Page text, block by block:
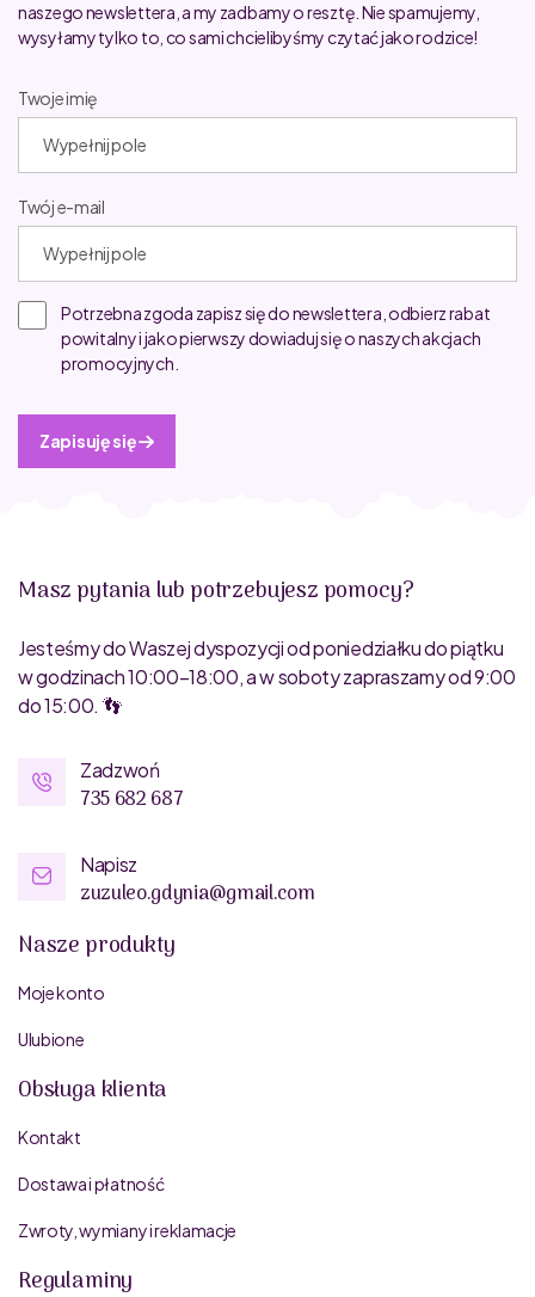
naszego newslettera, a my zadbamy o resztę. Nie spamujemy,
wysyłamy tylko to, co sami chcielibyśmy czytać jako rodzice!
Twoje imię
Twój e-mail
Potrzebna zgoda zapisz się do newslettera, odbierz rabat
powitalny i jako pierwszy dowiaduj się o naszych akcjach
promocyjnych.
Zapisuję się
Masz pytania lub potrzebujesz pomocy?
Jesteśmy do Waszej dyspozycji od poniedziałku do piątku
w godzinach 10:00–18:00, a w soboty zapraszamy od 9:00
do 15:00. 👣
Zadzwoń
735 682 687
Napisz
zuzuleo.gdynia@gmail.com
Nasze produkty
Moje konto
Ulubione
Obsługa klienta
Kontakt
Dostawa i płatność
Zwroty, wymiany i reklamacje
Regulaminy